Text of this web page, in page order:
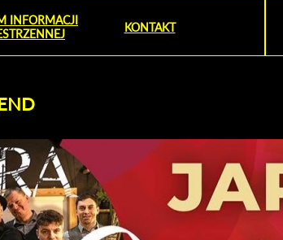
INFORMACJI
SIĘ W NOWYM OKNIEKONTAKT